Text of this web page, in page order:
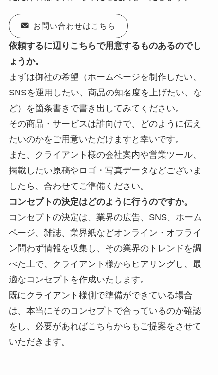
お問い合わせはこちら
依頼するに辺りこちらで用意するものあるのでし
ょうか。
まずは御社の希望（ホームページを制作したい、
SNSを運用したい、商品の知名度を上げたい、な
ど）を箇条書きで書き出してみてください。
その商品・サービスは誰向けで、どのように伝え
たいのかをご用意いただけますと幸いです。
また、クライアント様の会社案内や営業ツール、
掲載したい原稿やロゴ・写真データなどございま
したら、合わせてご準備ください。
コンセプトの決定はどのように行うのですか。
コンセプトの決定は、業界の広告、SNS、ホーム
ページ、雑誌、業界紙などオンライン・オフライ
ン問わず情報を収集し、その業界のトレンドを調
べた上で、クライアント様からヒアリングし、最
適なコンセプトを作成いたします。
既にクライアント様側で準備ができている場合
は、本当にそのコンセプトで合っているのか確認
をし、必要があればこちらからもご提案をさせて
いただきます。